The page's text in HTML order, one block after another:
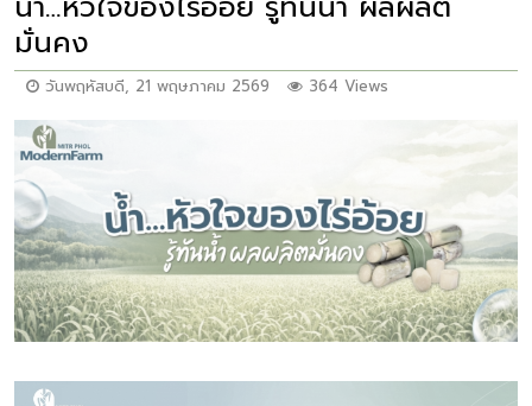
มั่นคง
วันพฤหัสบดี, 21 พฤษภาคม 2569 364 Views